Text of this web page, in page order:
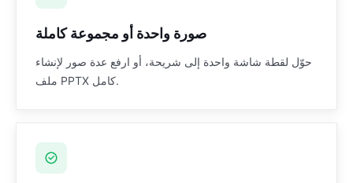
صورة واحدة أو مجموعة كاملة
حوّل لقطة شاشة واحدة إلى شريحة، أو ارفع عدة صور لإنشاء
ملف PPTX كامل.